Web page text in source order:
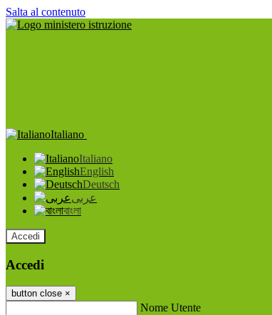
Salta al contenuto
Italiano
Italiano
English
Deutsch
عربى
বাংলা
Accedi
Accedi
button close ×
Nome Utente